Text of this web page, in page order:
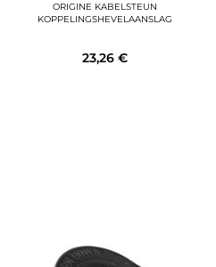
ORIGINE KABELSTEUN
KOPPELINGSHEVELAANSLAG
23,26 €